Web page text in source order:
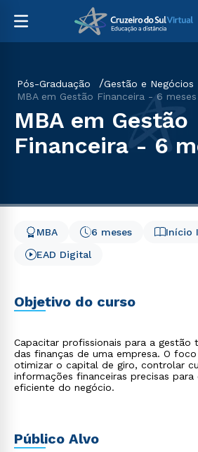
Pós-Graduação
Gestão e Negócios
MBA em Gestão Financeira - 6 meses
MBA em Gestão
Financeira - 6
Início
6 meses
MBA
EAD Digital
Objetivo do curso
Capacitar profissionais para a gestão
das finanças de uma empresa. O
otimizar o capital de giro, controlar
informações financeiras precisas
eficiente do negócio.
Público Alvo